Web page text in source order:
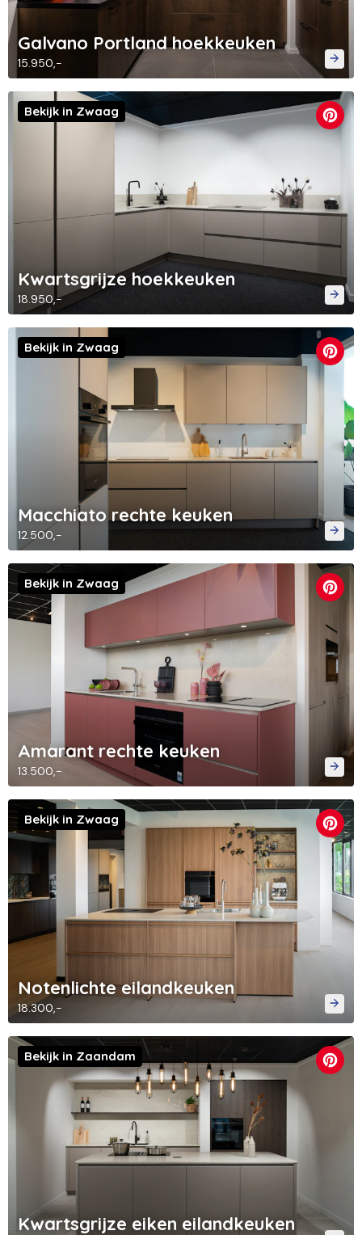
Galvano Portland hoekkeuken
15.950,-
Kwartsgrijze hoekkeuken
18.950,-
Bekijk in Zwaag
Macchiato rechte keuken
12.500,-
Bekijk in Zwaag
Amarant rechte keuken
13.500,-
Bekijk in Zwaag
Notenlichte eilandkeuken
18.300,-
Bekijk in Zwaag
Kwartsgrijze eiken eilandkeuken
Bekijk in Zaandam